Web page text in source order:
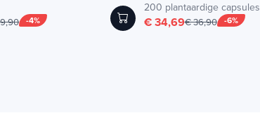
-4%
200 plantaardige capsules
-6%
€ 34,69€ 36,90